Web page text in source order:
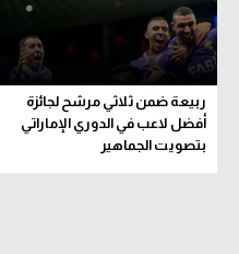
ربيعة ضمن ثلاثي مرشح لجائزة
أفضل لاعب في الدوري الإماراتي
بتصويت الجماهير